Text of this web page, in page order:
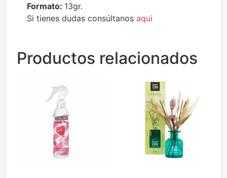
Formato: 13gr.
Si tienes dudas consúltanosaqui
Productos relacionados